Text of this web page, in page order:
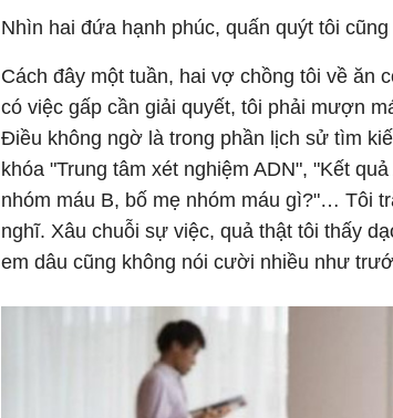
Nhìn hai đứa hạnh phúc, quấn quýt tôi cũng
Cách đây một tuần, hai vợ chồng tôi về ăn
có việc gấp cần giải quyết, tôi phải mượn
Điều không ngờ là trong phần lịch sử tìm
khóa "Trung tâm xét nghiệm ADN", "Kết
nhóm máu B, bố mẹ nhóm máu gì?"… Tôi
nghĩ. Xâu chuỗi sự việc, quả thật tôi thấy
em dâu cũng không nói cười nhiều như